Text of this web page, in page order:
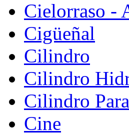
Cielorraso -
Cigüeñal
Cilindro
Cilindro
Cilindro
Cine